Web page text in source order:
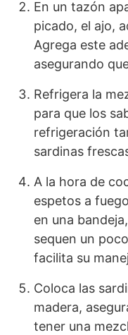
En un tazón
picado, el ajo,
Agrega este
asegurando
Refrigera la
para que los
refrigeración
sardinas
A la hora de
espetos a
en una
sequen un
facilita su
Coloca las
madera,
tener una